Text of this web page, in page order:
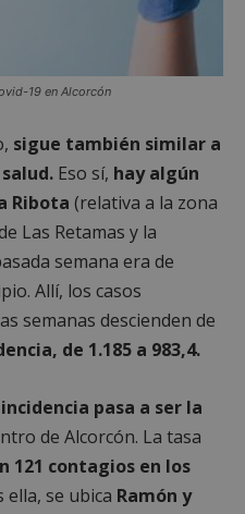
19 en Alcorcón
sigue también similar a
Eso sí, hay algún
Ribota (relativa a la zona
Las Retamas y la
semana era de
Allí, los casos
semanas descienden de
de 1.185 a 983,4.
pasa a ser la
de Alcorcón. La tasa
121 contagios en los
ella, se ubica Ramón y